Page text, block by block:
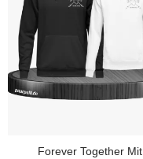
Forever Together Mit